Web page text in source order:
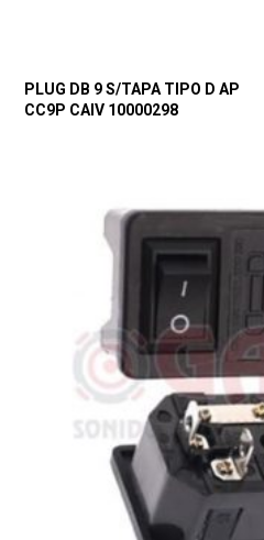
PLUG DB 9 S/TAPA TIPO D AP
CC9P CAIV 10000298